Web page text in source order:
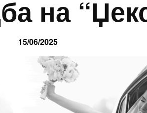
на
15/06/2025